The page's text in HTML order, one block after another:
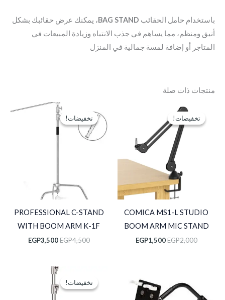
باستخدام حامل الحقائب BAG STAND، يمكنك عرض حقائبك بشكل
أنيق ومنظم، مما يساهم في جذب الانتباه وزيادة المبيعات في
المتاجر أو إضافة لمسة جمالية في المنزل
منتجات ذات صلة
تخفيضات!
تخفيضات!
COMICA MS1-L STUDIO
BOOM ARM MIC STAND
EGP2,000
هو:
EGP2,000.
EGP1,500
EGP1,500.
تخفيضات!
تخفيضات!
PROFESSIONAL C-STAND
WITH BOOM ARM K-1F
EGP4,500
السعر
الأصلي
هو:
EGP3,500
السعر
الحالي
تخفيضات!
تخفيضات!
السعر
هو:
EGP2,000.